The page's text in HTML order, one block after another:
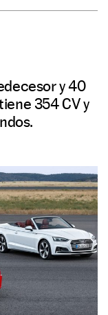
y 40
354 CV y